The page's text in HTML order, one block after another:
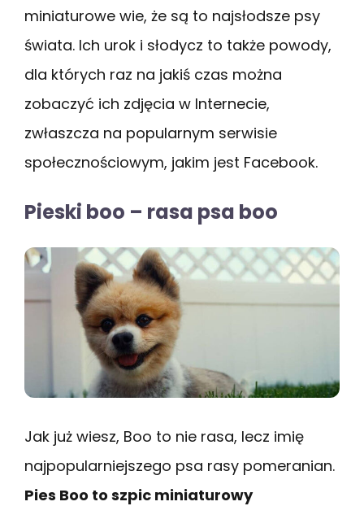
miniaturowe wie, że są to najsłodsze psy
świata. Ich urok i słodycz to także powody,
dla których raz na jakiś czas można
zobaczyć ich zdjęcia w Internecie,
zwłaszcza na popularnym serwisie
społecznościowym, jakim jest Facebook.
Pieski boo – rasa psa boo
Jak już wiesz, Boo to nie rasa, lecz imię
najpopularniejszego psa rasy pomeranian.
Pies Boo to szpic miniaturowy